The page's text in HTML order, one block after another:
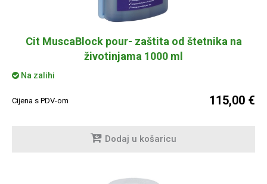
Cit MuscaBlock pour- zaštita od štetnika na
životinjama 1000 ml
Na zalihi
Cijena s PDV-om 115,00 €
Dodaj u košaricu